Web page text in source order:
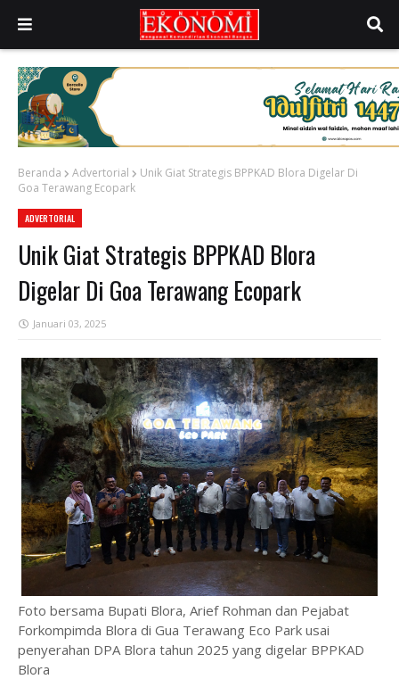
Beranda Advertorial
Unik Giat Strategis BPPKAD Blora Digelar Di
Goa Terawang Ecopark
ADVERTORIAL
Unik Giat Strategis BPPKAD Blora
Digelar Di Goa Terawang Ecopark
Januari 03, 2025
Foto bersama Bupati Blora, Arief Rohman dan Pejabat
Forkompimda Blora di Gua Terawang Eco Park usai
penyerahan DPA Blora tahun 2025 yang digelar BPPKAD
Blora